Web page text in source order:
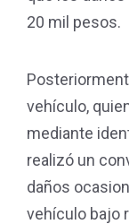
20 mil pesos.
vehículo,
mediante
realizó un
daños
vehículo bajo